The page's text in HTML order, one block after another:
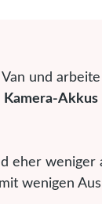
und
Kamera-Akkus
eher weniger
wenigen